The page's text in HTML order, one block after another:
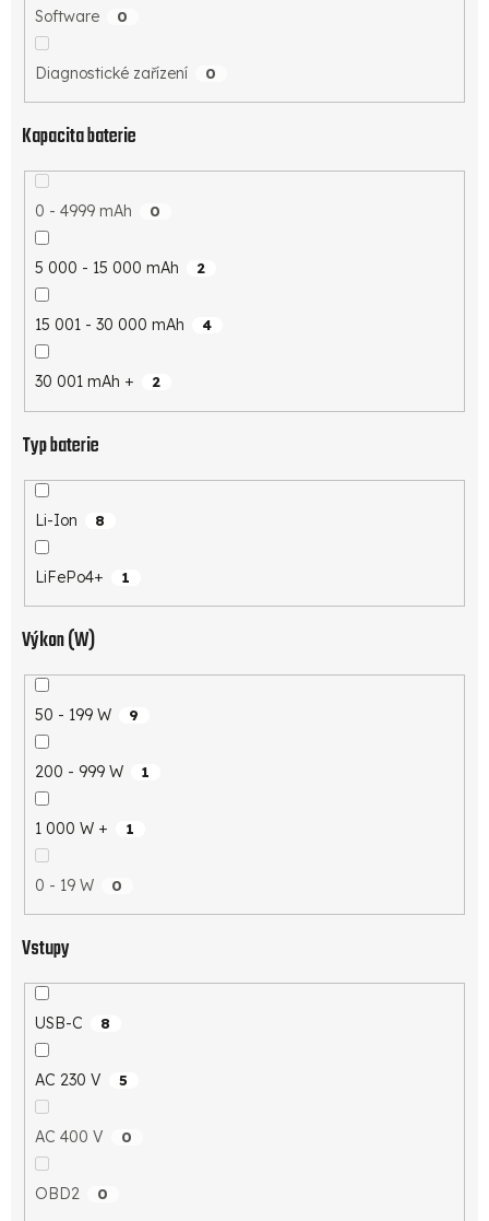
Software 0
Diagnostické zařízení 0
Kapacita baterie
0 - 4999 mAh 0
5 000 - 15 000 mAh 2
15 001 - 30 000 mAh 4
30 001 mAh + 2
Typ baterie
Li-Ion 8
LiFePo4+ 1
Výkon (W)
50 - 199 W 9
200 - 999 W 1
1 000 W + 1
0 - 19 W 0
Vstupy
USB-C 8
AC 230 V 5
AC 400 V 0
OBD2 0